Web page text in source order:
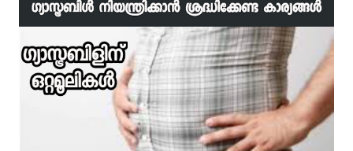
ഇഞ്ചി വെളുത്തുള്ളി, സവാള എന്നിവ ചേർത്ത് വഴറ്റാം.
ഇതിൽ പൊടികളെല്ലാം ചേർത്ത് ചൂടാക്കിയശേഷം വേവിച്ച്
മാറ്റിവച്ച ചിക്കൻ ചേർത്ത് ഒന്ന് ഇളകിയെടുക്കാം. ഇനി ഒരു
മിക്സിയുടെ ജാറിലേക്ക് മുട്ട, മൈദ, വെള്ളം പാകത്തിന് ഉപ്പ്
എന്നിവ ചേർത്ത് നന്നായിട്ട് അടിച്ചെടുക്കാം. ഇനി ഒരു പാനിൽ
മാവൊഴിച്ചു ദോശ ചുട്ടെടുക്കാം. ഇനി ഒരു പാത്രത്തിൽ മുട്ട
പൊട്ടിച്ച് ഒഴിക്കാം കൂടെത്തന്നെ പാൽ, കുരുമുളകുപൊടി, ഉപ്പ്,